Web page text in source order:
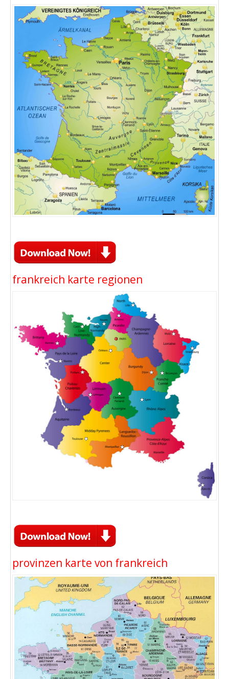
frankreich karte regionen
provinzen karte von frankreich